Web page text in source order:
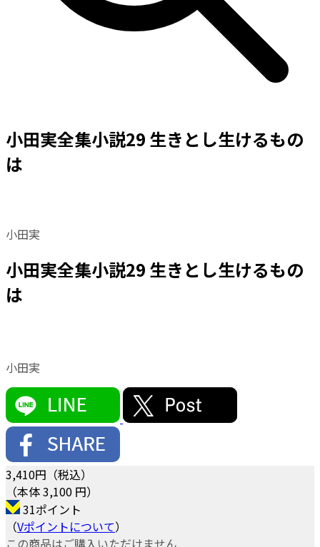
小田実全集小説29 生きとし生けるもの
は
小田実
小田実全集小説29 生きとし生けるもの
は
小田実
3,410円（税込）
（本体 3,100 円）
31ポイント
（Vポイントについて）
この商品はご購入いただけません